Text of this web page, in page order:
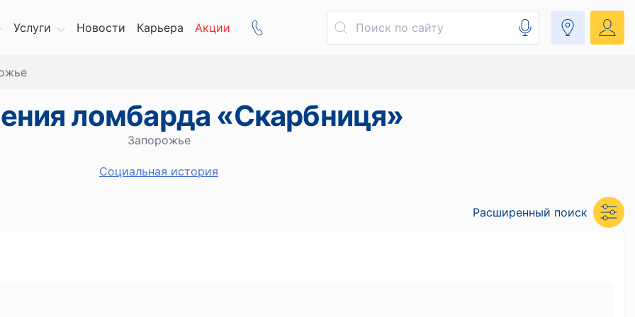
Услуги Новости Карьера Акции
ломбарда «Скарбниця»
Запорожье
Социальная история
Расширенный поиск